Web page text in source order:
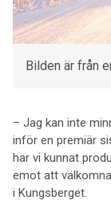
Bilden är från
– Jag kan inte
inför en premiär
har vi kunnat
emot att
i Kungsberget.